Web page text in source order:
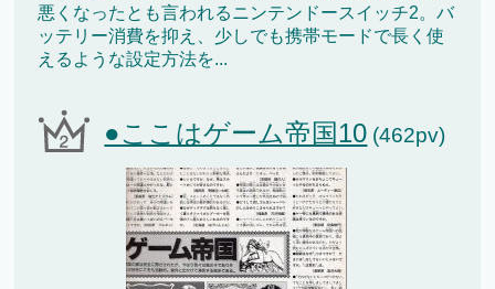
悪くなったとも言われるニンテンドースイッチ2。バ
ッテリー消費を抑え、少しでも携帯モードで長く使
えるような設定方法を...
●ここはゲーム帝国10 (462pv)